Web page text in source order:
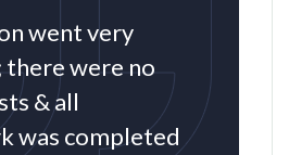
went very
were no
& all
was completed